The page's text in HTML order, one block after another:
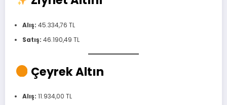
Alış: 45.334,76 TL
Satış: 46.190,49 TL
Çeyrek Altın
Alış: 11.934,00 TL